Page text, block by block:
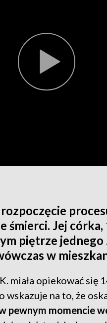
śmierci. Jej córka,
piętrze
w
miała opiekować się
wskazuje na to, że
pewnym momencie